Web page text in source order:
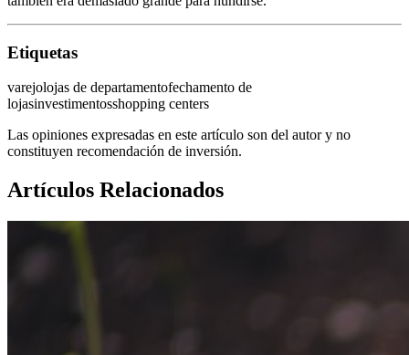
Etiquetas
varejolojas de departamentofechamento de
lojasinvestimentosshopping centers
Las opiniones expresadas en este artículo son del autor y no
constituyen recomendación de inversión.
Artículos Relacionados